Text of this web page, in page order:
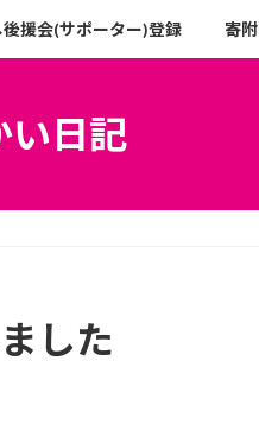
援会(サポーター)登録 寄附
い日記
した